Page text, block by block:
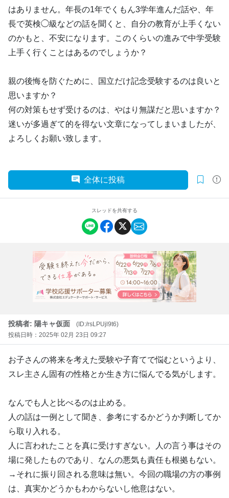
はありません。年長の1年でくもん3学年進んだ話や、年
長で英検◯級などの話を聞くと、自分の教育が上手くない
のかもと、不安になります。このくらいの進みで中学受験
上手く行くことはあるのでしょうか？
親の後悔を防ぐために、国立だけ記念受験するのは良いと
思いますか？
何の対策もせず受けるのは、やはり無謀だと思いますか？
迷いが多過ぎて的を得ない文章になってしまいましたが、
よろしくお願い致します。
全体に投稿
スレッドを共有する
投稿者: 陽キャ仮面
(ID:/rsLPUjl9t6)
投稿日時：2025年 02月 23日 09:27
お子さんの将来を考えた受験や子育てで悩むというより、
スレ主さん固有の性格とか生き方に悩んでる気がします。
なんでも人と比べるのは止める。
人の話は一例として聞き、参考にするかどうか判断してか
ら取り入れる。
人に言われたことを真に受けすぎない。人の言う事はその
場に発したものであり、なんの悪気も責任も根拠もない。
→それに振り回される意味は無い。今回の職場の方の事例
は、真実かどうかもわからないし他意はない。